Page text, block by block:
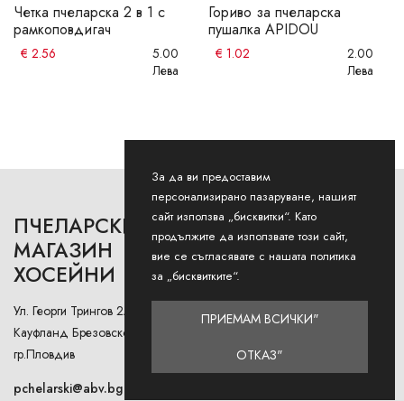
Четка пчеларска 2 в 1 с
рамкоповдигач
€ 2.56
5.00
Лева
Гориво за пчеларска
пушалка APIDOU
€ 1.02
2.00
Лева
ПЧЕЛАРСКИ
МАГАЗИН
ХОСЕЙНИ
Ул. Георги Трингов 2А (до
Кауфланд Брезовско Шосе),
гр.Пловдив
pchelarski@abv.bg
РАБОТНО ВРЕМЕ
Понеделник - Петък: 9AM -
Събота: 9AM - 13PM
Неделя: Затворено
За да ви предоставим
персонализирано пазаруване, нашият
сайт използва „бисквитки“. Като
продължите да използвате този сайт,
вие се съгласявате с нашата политика
за „бисквитките“.
ПРИЕМАМ ВСИЧКИ"
ОТКАЗ"